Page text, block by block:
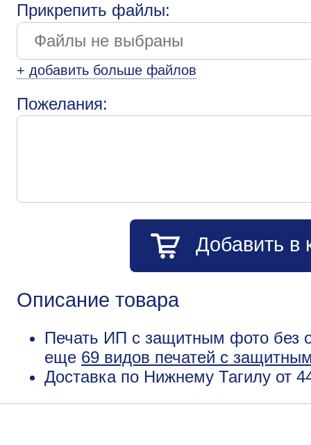
Прикрепить файлы:
+ добавить больше файлов
Пожелания:
Добавить в
Описание товара
Печать ИП с защитным фото без
еще 69 видов печатей с
Доставка по Нижнему Тагилу от